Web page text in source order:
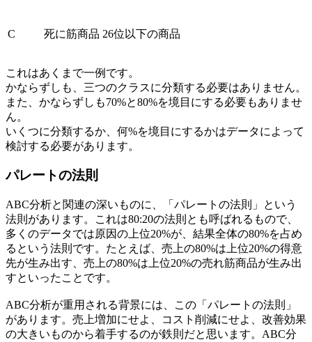
C 死に筋商品 26位以下の商品
これはあくまで一例です。
かならずしも、三つのクラスに分類する必要はありません。
また、かならずしも70%と80%を境目にする必要もありませ
ん。
いくつに分類するか、何%を境目にするかはデータによって
検討する必要があります。
パレートの法則
ABC分析と関連の深いものに、「パレートの法則」という
法則があります。これは80:20の法則とも呼ばれるもので、
多くのデータでは原因の上位20%が、結果全体の80%を占め
るという法則です。たとえば、売上の80%は上位20%の得意
先が生み出す、売上の80%は上位20%の売れ筋商品が生み出
すといったことです。
ABC分析が重用される背景には、この「パレートの法則」
があります。売上増加にせよ、コスト削減にせよ、改善効果
の大きいものから着手するのが鉄則だと思います。ABC分